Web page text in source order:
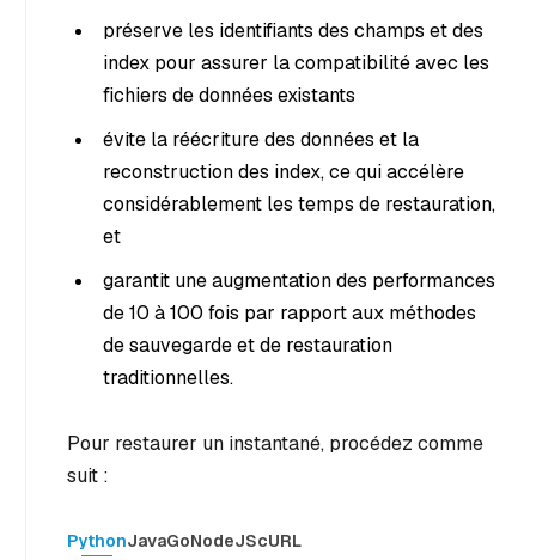
préserve les identifiants des champs et des
index pour assurer la compatibilité avec les
fichiers de données existants
évite la réécriture des données et la
reconstruction des index, ce qui accélère
considérablement les temps de restauration,
et
garantit une augmentation des performances
de 10 à 100 fois par rapport aux méthodes
de sauvegarde et de restauration
traditionnelles.
Pour restaurer un instantané, procédez comme
suit :
PythonJavaGoNodeJScURL